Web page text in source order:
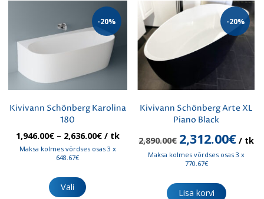
-20%
Kivivann Schönberg Karolina
180
1,946.00€ – 2,636.00€Hinnavahemik:
1,946.00€
/ tk
Maksa kolmes võrdses osas 3 x
648.67€
Vali
tootel
-20%
Kivivann Schönberg Arte XL
Piano Black
2,890.00€ Algne
hind
oli:
2,890.00€.
2,312.00€ hind
on:
/ tk
Maksa kolmes võrdses osas 3 x
770.67€
Lisa korvi